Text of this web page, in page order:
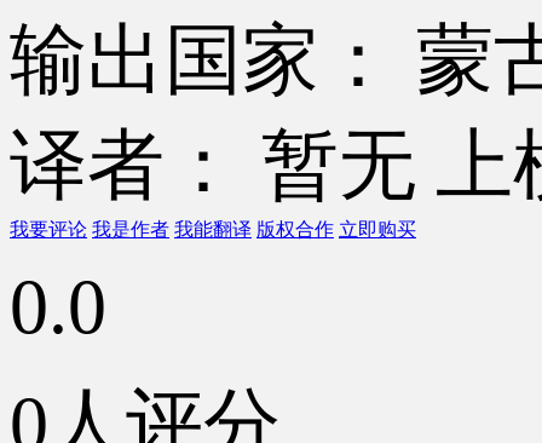
输出国家： 蒙
译者： 暂无 上
我要评论 我是作者 我能翻译 版权合作 立即购买
0.0
0人评分